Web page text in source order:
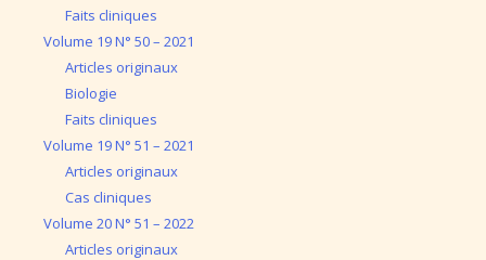
Faits cliniques
Volume 19 N° 50 – 2021
Articles originaux
Biologie
Faits cliniques
Volume 19 N° 51 – 2021
Articles originaux
Cas cliniques
Volume 20 N° 51 – 2022
Articles originaux